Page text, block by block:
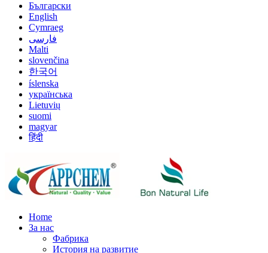
Български
English
Cymraeg
فارسی
Malti
slovenčina
한국어
íslenska
українська
Lietuvių
suomi
magyar
हिंदी
Home
За нас
Фабрика
История на развитие